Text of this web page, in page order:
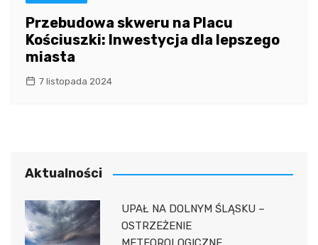
Przebudowa skweru na Placu
Kościuszki: Inwestycja dla lepszego
miasta
7 listopada 2024
Aktualności
UPAŁ NA DOLNYM ŚLĄSKU –
OSTRZEŻENIE